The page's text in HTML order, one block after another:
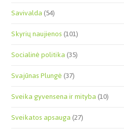
Savivalda(54)
Skyrių naujienos(101)
Socialinė politika(35)
Svajūnas Plungė(37)
Sveika gyvensena ir mityba(10)
Sveikatos apsauga(27)